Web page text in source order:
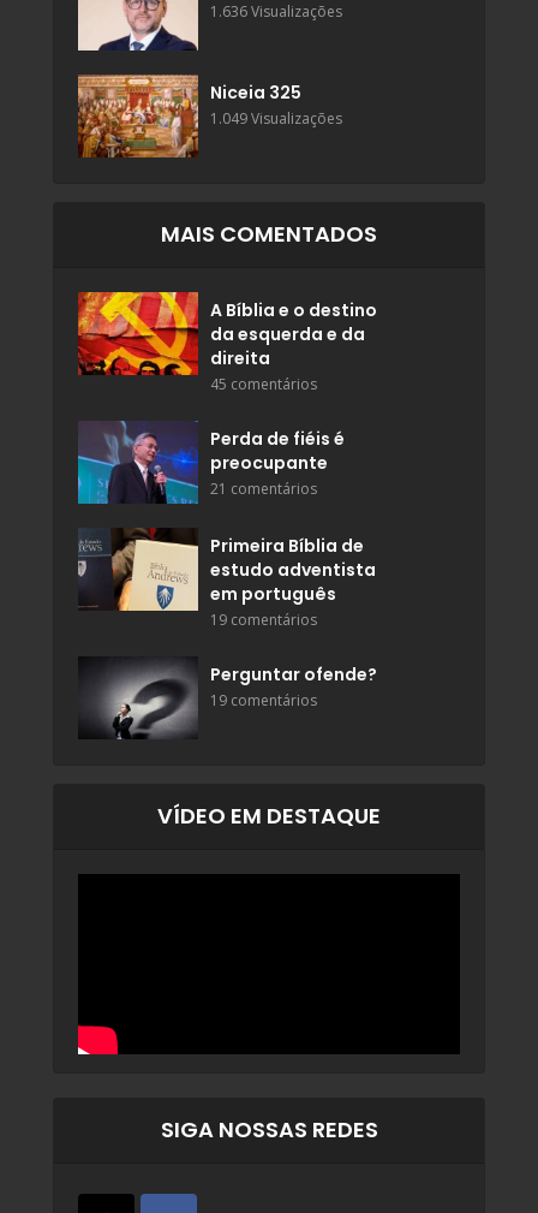
1.636 Visualizações
Niceia 325
1.049 Visualizações
MAIS COMENTADOS
A Bíblia e o destino
da esquerda e da
direita
45 comentários
Perda de fiéis é
preocupante
21 comentários
Primeira Bíblia de
estudo adventista
em português
19 comentários
Perguntar ofende?
19 comentários
VÍDEO EM DESTAQUE
SIGA NOSSAS REDES